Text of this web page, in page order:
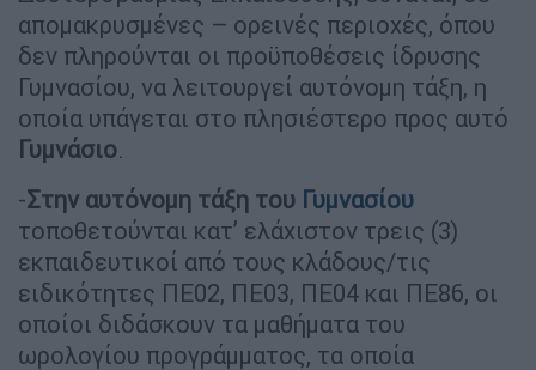
απομακρυσμένες – ορεινές περιοχές, όπου
δεν πληρούνται οι προϋποθέσεις ίδρυσης
Γυμνασίου, να λειτουργεί αυτόνομη τάξη, η
οποία υπάγεται στο πλησιέστερο προς αυτό
Γυμνάσιο.
-Στην αυτόνομη τάξη του Γυμνασίου
τοποθετούνται κατ’ ελάχιστον τρεις (3)
εκπαιδευτικοί από τους κλάδους/τις
ειδικότητες ΠΕ02, ΠΕ03, ΠΕ04 και ΠΕ86, οι
οποίοι διδάσκουν τα μαθήματα του
ωρολογίου προγράμματος, τα οποία